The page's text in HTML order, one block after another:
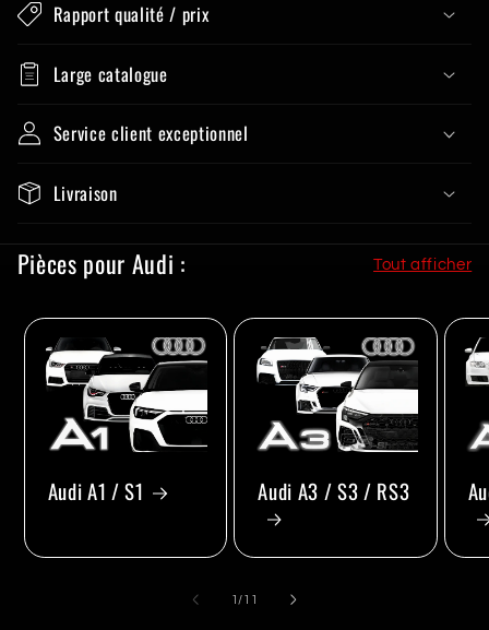
Rapport qualité / prix
Large catalogue
Service client exceptionnel
Livraison
Pièces pour Audi : Tout afficher
Audi A1 / S1 Audi A3 / S3 / RS3
1 /de
11